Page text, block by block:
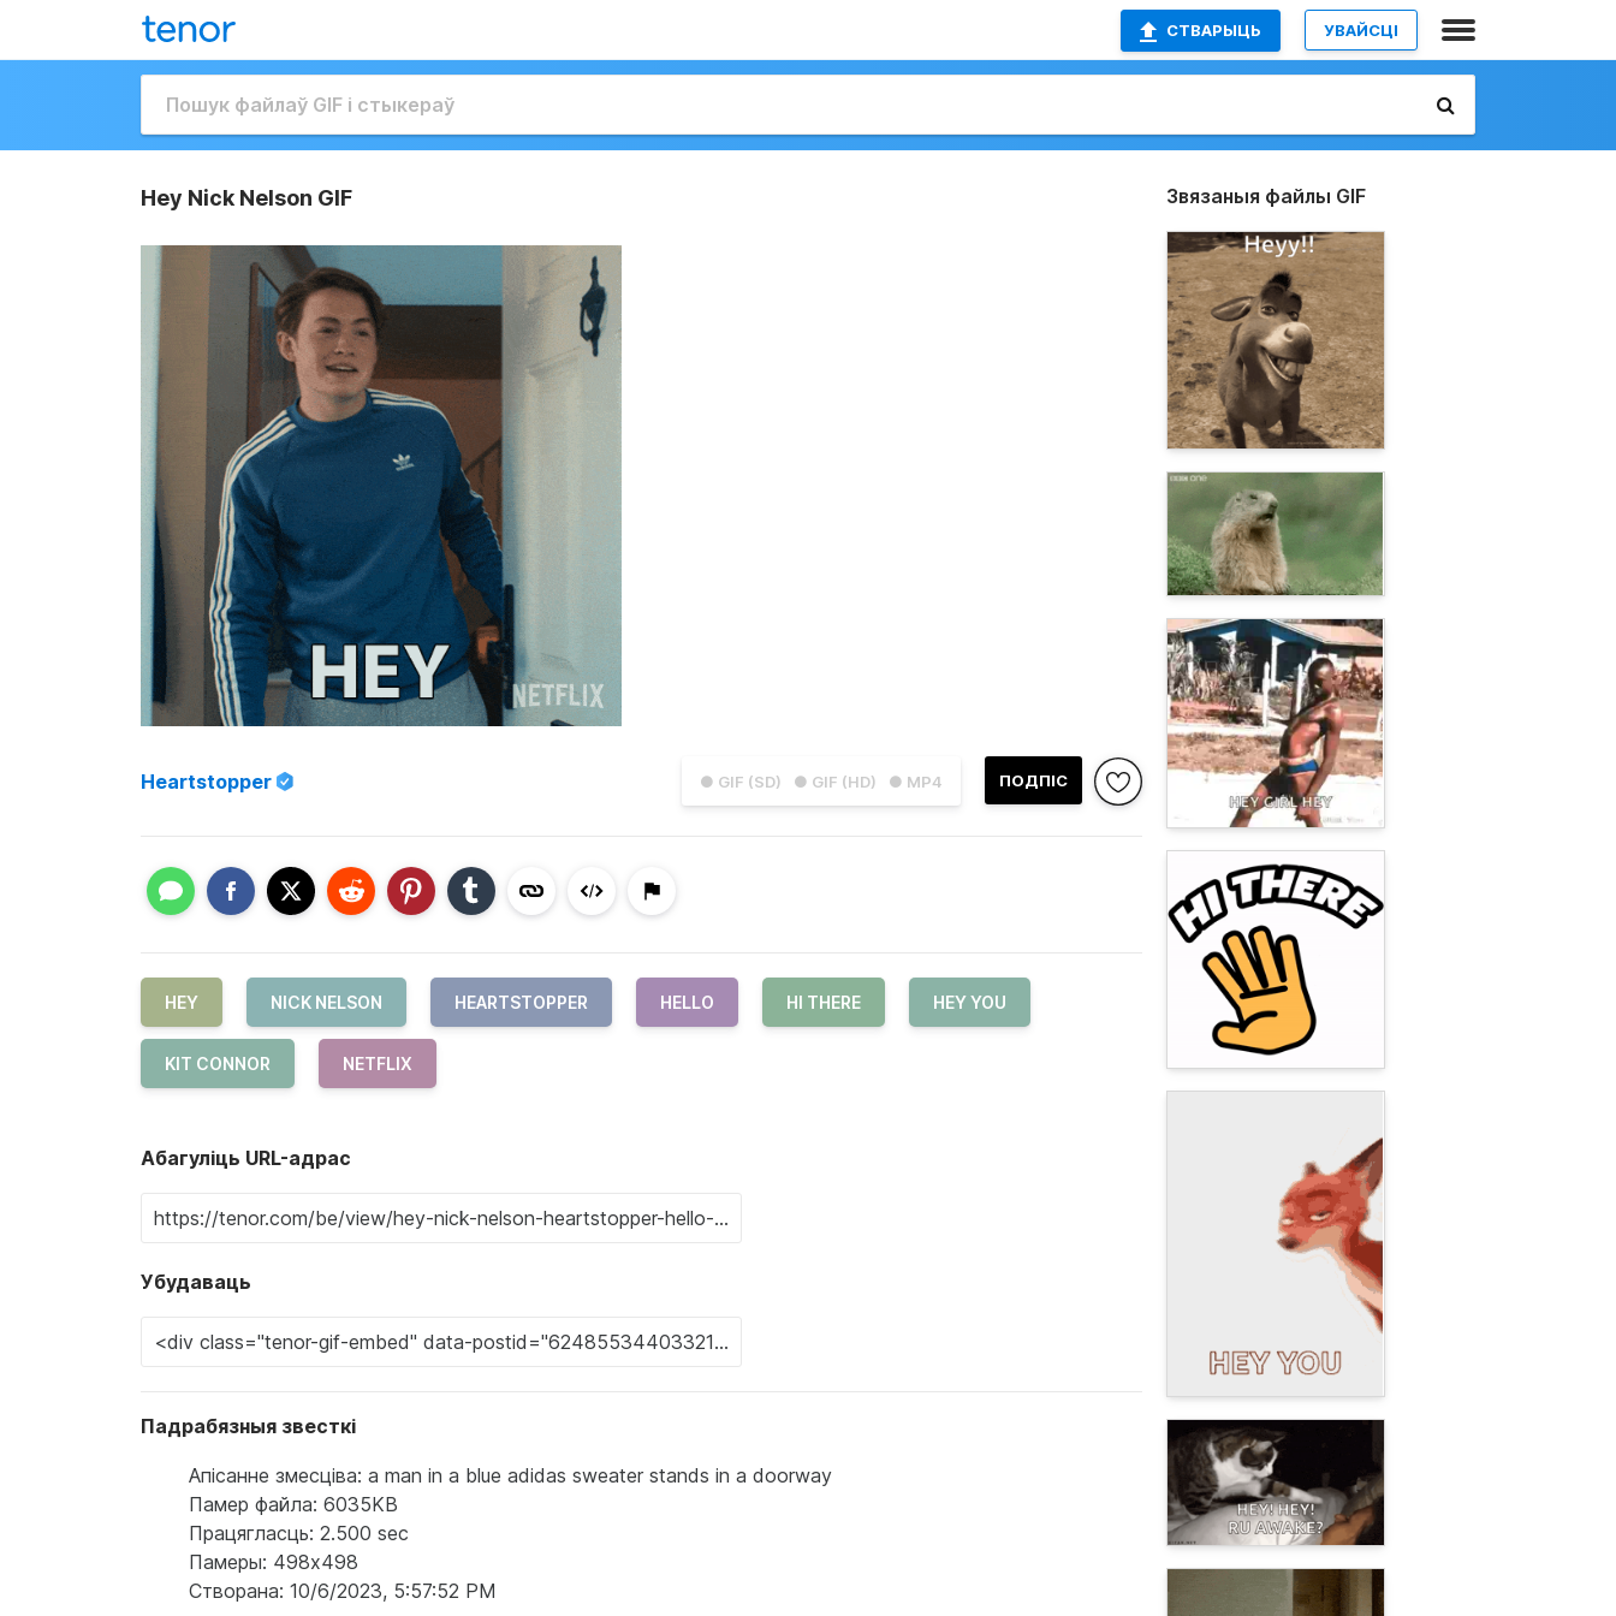
СТВАРЫЦЬ УВАЙСЦІ
Hey Nick Nelson GIF
● GIF (SD) ● GIF (HD) ● MP4 ПОДПІС
Heartstopper
HEY NICK NELSON HEARTSTOPPER HELLO HI THERE HEY YOU
KIT CONNOR NETFLIX
Абагуліць URL-адрас
Убудаваць
Падрабязныя звесткі
Апісанне змесціва: a man in a blue adidas sweater stands in a doorway
Памер файла: 6035KB
Працягласць: 2.500 sec
Памеры: 498x498
Створана: 10/6/2023, 5:57:52 PM
Звязаныя файлы GIF